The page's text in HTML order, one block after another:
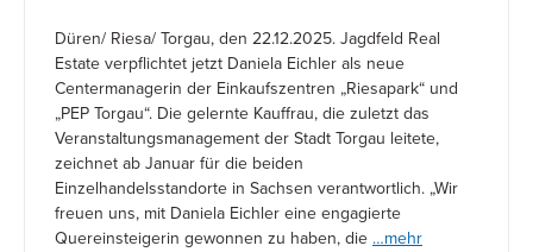
Düren/ Riesa/ Torgau, den 22.12.2025. Jagdfeld Real
Estate verpflichtet jetzt Daniela Eichler als neue
Centermanagerin der Einkaufszentren „Riesapark“ und
„PEP Torgau“. Die gelernte Kauffrau, die zuletzt das
Veranstaltungsmanagement der Stadt Torgau leitete,
zeichnet ab Januar für die beiden
Einzelhandelsstandorte in Sachsen verantwortlich. „Wir
freuen uns, mit Daniela Eichler eine engagierte
Quereinsteigerin gewonnen zu haben, die …mehr